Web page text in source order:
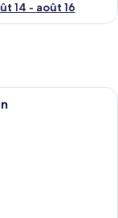
14 - août 16
d’un sol à